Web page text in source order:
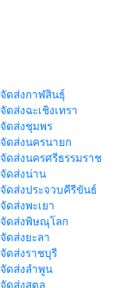
ดส่งกาฬสินธุ์
ดส่งฉะเชิงเทรา
ดส่งชุมพร
ดส่งนครนายก
ดส่งนครศรีธรรมราช
ดส่งน่าน
ดส่งประจวบคีรีขันธ์
ดส่งพะเยา
ดส่งพิษณุโลก
ดส่งยะลา
ดส่งราชบุรี
ดส่งลำพูน
ดส่งสตูล